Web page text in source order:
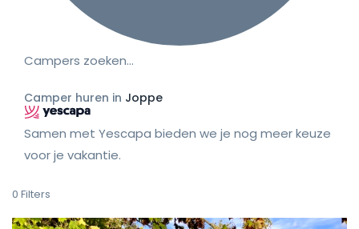
Campers zoeken…
Camper huren in Joppe
Samen met Yescapa bieden we je nog meer keuze
voor je vakantie.
0 Filters